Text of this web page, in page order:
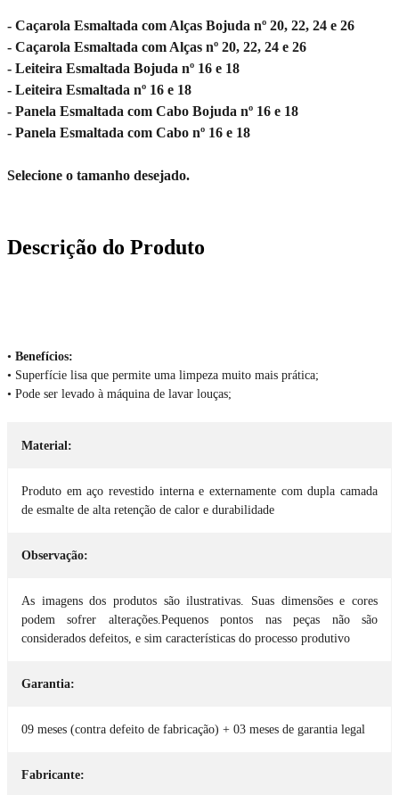
- Caçarola Esmaltada com Alças Bojuda nº 20, 22, 24 e 26
- Caçarola Esmaltada com Alças nº 20, 22, 24 e 26
- Leiteira Esmaltada Bojuda nº 16 e 18
- Leiteira Esmaltada nº 16 e 18
- Panela Esmaltada com Cabo Bojuda nº 16 e 18
- Panela Esmaltada com Cabo nº 16 e 18
Selecione o tamanho desejado.
Descrição do Produto
• Benefícios:
• Superfície lisa que permite uma limpeza muito mais prática;
• Pode ser levado à máquina de lavar louças;
Material:
Produto em aço revestido interna e externamente com dupla camada
de esmalte de alta retenção de calor e durabilidade
Observação:
As imagens dos produtos são ilustrativas. Suas dimensões e cores
podem sofrer alterações.Pequenos pontos nas peças não são
considerados defeitos, e sim características do processo produtivo
Garantia:
09 meses (contra defeito de fabricação) + 03 meses de garantia legal
Fabricante: